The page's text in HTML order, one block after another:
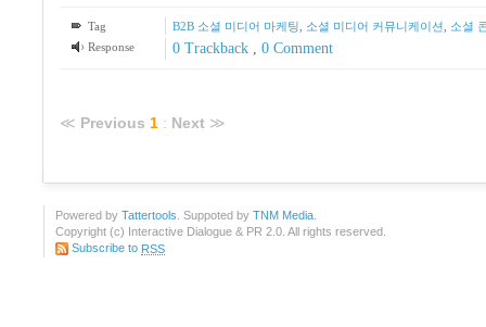
Tag B2B 소셜 미디어 마케팅 소셜 미디어 커뮤니케이션
소셜
Response
0 Trackback 0 Comment
≪ Previous 1 : Next ≫
Powered by Tattertools . Suppoted by TNM Media
Copyright (c) Interactive Dialogue & PR 2.0. All rights reserved.
Subscribe to RSS